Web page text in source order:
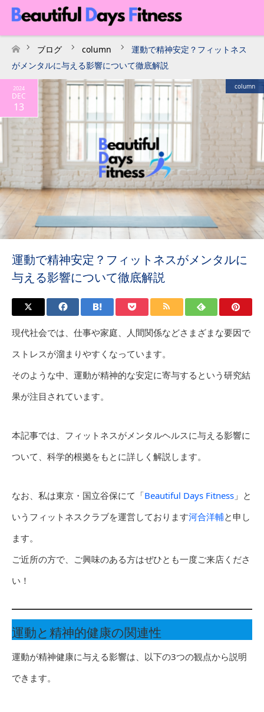
ホーム
ブログ column
運動で精神安定？フィットネス
がメンタルに与える影響について徹底解説
2024
DEC
13
column
運動で精神安定？フィットネスがメンタルに
与える影響について徹底解説
現代社会では、仕事や家庭、人間関係などさまざまな要因で
ストレスが溜まりやすくなっています。
そのような中、運動が精神的な安定に寄与するという研究結
果が注目されています。
本記事では、フィットネスがメンタルヘルスに与える影響に
ついて、科学的根拠をもとに詳しく解説します。
なお、私は東京・国立谷保にて「Beautiful Days Fitness 」と
いうフィットネスクラブを運営しております河合洋輔と申し
ます。
ご近所の方で、ご興味のある方はぜひとも一度ご来店くださ
い！
運動と精神的健康の関連性
運動が精神健康に与える影響は、以下の3つの観点から説明
できます。